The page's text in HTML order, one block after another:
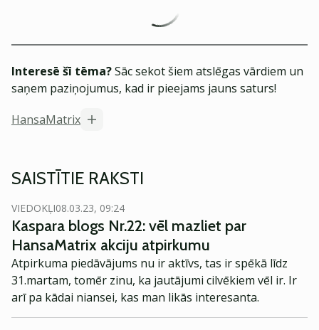
Interesē šī tēma?Sāc sekot šiem atslēgas vārdiem un
saņem paziņojumus, kad ir pieejams jauns saturs!
HansaMatrix
SAISTĪTIE RAKSTI
VIEDOKĻI08.03.23, 09:24
Kaspara blogs Nr.22: vēl mazliet par
HansaMatrix akciju atpirkumu
Atpirkuma piedāvājums nu ir aktīvs, tas ir spēkā līdz
31.martam, tomēr zinu, ka jautājumi cilvēkiem vēl ir. Ir
arī pa kādai niansei, kas man likās interesanta.